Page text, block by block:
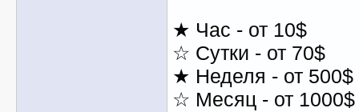
★ Час - от 10$
☆ Сутки - от 70$
★ Неделя - от 500$
☆ Месяц - от 1000$